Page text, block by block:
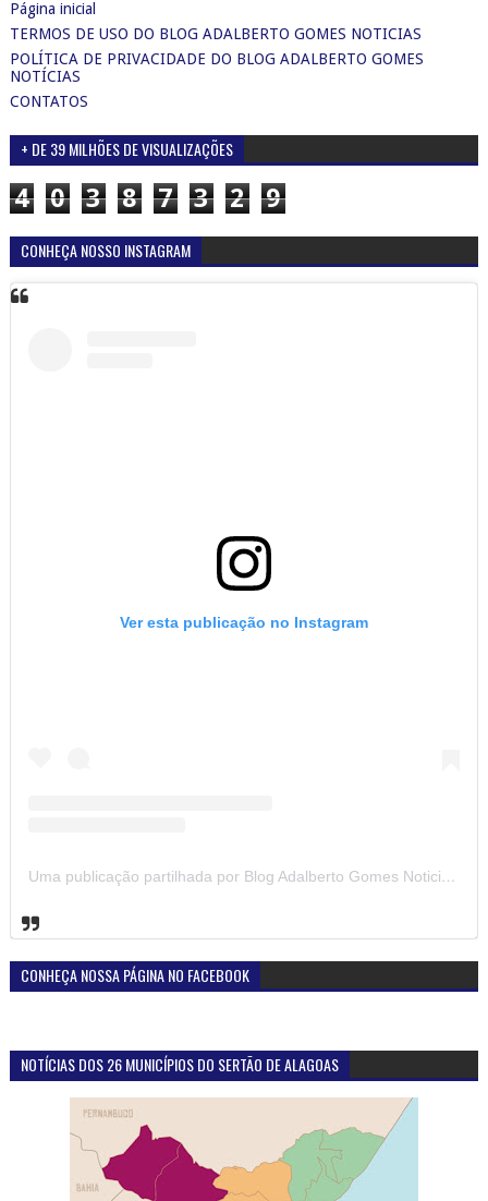
Página inicial
TERMOS DE USO DO BLOG ADALBERTO GOMES NOTICIAS
POLÍTICA DE PRIVACIDADE DO BLOG ADALBERTO GOMES
NOTÍCIAS
CONTATOS
+ DE 39 MILHÕES DE VISUALIZAÇÕES
4 0 3 8 7 3 2 9
CONHEÇA NOSSO INSTAGRAM
Ver esta publicação no Instagram
Uma publicação partilhada por Blog Adalberto Gomes Noticias (@blogadalbertogomesnoticiass)
CONHEÇA NOSSA PÁGINA NO FACEBOOK
NOTÍCIAS DOS 26 MUNICÍPIOS DO SERTÃO DE ALAGOAS